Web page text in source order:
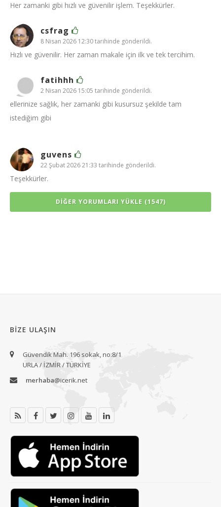
Her zamanki gibi hızlı ve güvenilir işlem. Teşekkürler.
csfrag
8 Nisan 2026 12:30 tarihinde gönderildi.
Hızlı ve güvenilir. Her zaman makale için ilk ve tek tercihim.
fatihhh
2 Nisan 2026 15:05 tarihinde gönderildi.
ellerinize sağlık, her zamanki gibi kusursuz şekilde tam
istediğim gibi
guvens
22 Şubat 2026 21:33 tarihinde gönderildi.
Teşekkürler.
DIĞER YORUMLARI YÜKLE (1547)
BIZE ULAŞIN
Güvendik Mah. 196 sokak, no:8/1
URLA / İZMİR / TÜRKİYE
merhaba@icerik.net